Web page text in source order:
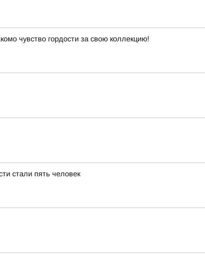
чувство гордости за свою коллекцию!
стали пять человек